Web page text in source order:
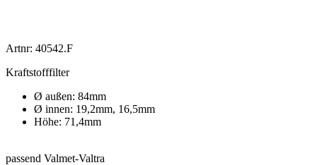
Artnr: 40542.F
Kraftstofffilter
Ø außen: 84mm
Ø innen: 19,2mm, 16,5mm
Höhe: 71,4mm
passend Valmet-Valtra